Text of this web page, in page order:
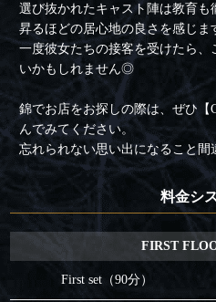
選び抜かれたキャスト陣は教育も
昇るほどの居心地の良さを感じ
一度彼女たちの接客を受けたら
いかもしれません◎
錦でお店をお探しの際は、ぜひ【
んでみてください。
忘れられない思い出になること
料金シ
FIRST
First set（90分）